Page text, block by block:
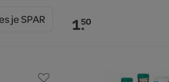
je SPAR 1.50